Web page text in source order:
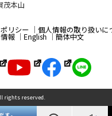
茂本山
リシー 個人情報の取り扱いに
報 English 簡体中文
rights reserved.